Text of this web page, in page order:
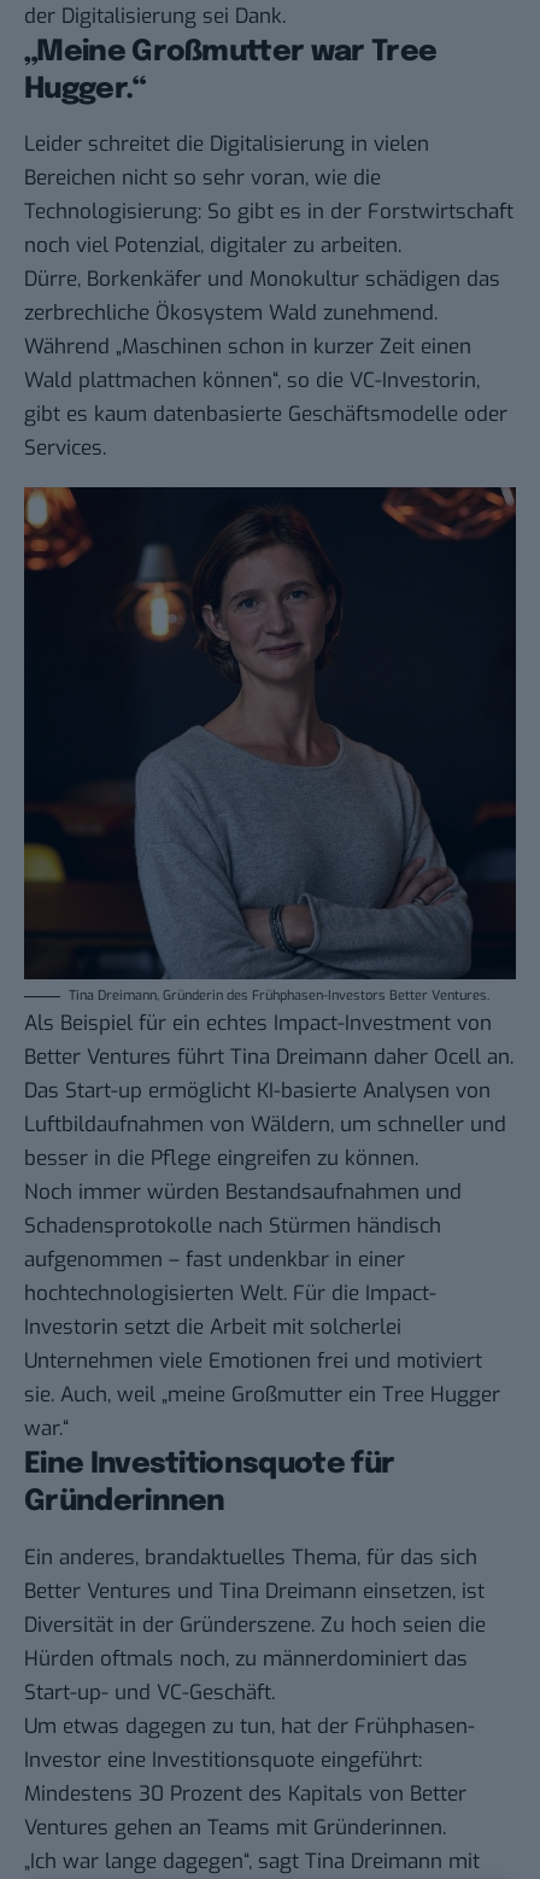
der Digitalisierung sei Dank.
„Meine Großmutter war Tree
Hugger.“
Leider schreitet die Digitalisierung in vielen
Bereichen nicht so sehr voran, wie die
Technologisierung: So gibt es in der Forstwirtschaft
noch viel Potenzial, digitaler zu arbeiten.
Dürre, Borkenkäfer und Monokultur schädigen das
zerbrechliche Ökosystem Wald zunehmend.
Während „Maschinen schon in kurzer Zeit einen
Wald plattmachen können“, so die VC-Investorin,
gibt es kaum datenbasierte Geschäftsmodelle oder
Services.
Tina Dreimann, Gründerin des Frühphasen-Investors Better Ventures.
Als Beispiel für ein echtes Impact-Investment von
Better Ventures führt Tina Dreimann daher Ocell an.
Das Start-up ermöglicht KI-basierte Analysen von
Luftbildaufnahmen von Wäldern, um schneller und
besser in die Pflege eingreifen zu können.
Noch immer würden Bestandsaufnahmen und
Schadensprotokolle nach Stürmen händisch
aufgenommen – fast undenkbar in einer
hochtechnologisierten Welt. Für die Impact-
Investorin setzt die Arbeit mit solcherlei
Unternehmen viele Emotionen frei und motiviert
sie. Auch, weil „meine Großmutter ein Tree Hugger
war.“
Eine Investitionsquote für
Gründerinnen
Ein anderes, brandaktuelles Thema, für das sich
Better Ventures und Tina Dreimann einsetzen, ist
Diversität in der Gründerszene. Zu hoch seien die
Hürden oftmals noch, zu männerdominiert das
Start-up- und VC-Geschäft.
Um etwas dagegen zu tun, hat der Frühphasen-
Investor eine Investitionsquote eingeführt:
Mindestens 30 Prozent des Kapitals von Better
Ventures gehen an Teams mit Gründerinnen.
„Ich war lange dagegen“, sagt Tina Dreimann mit